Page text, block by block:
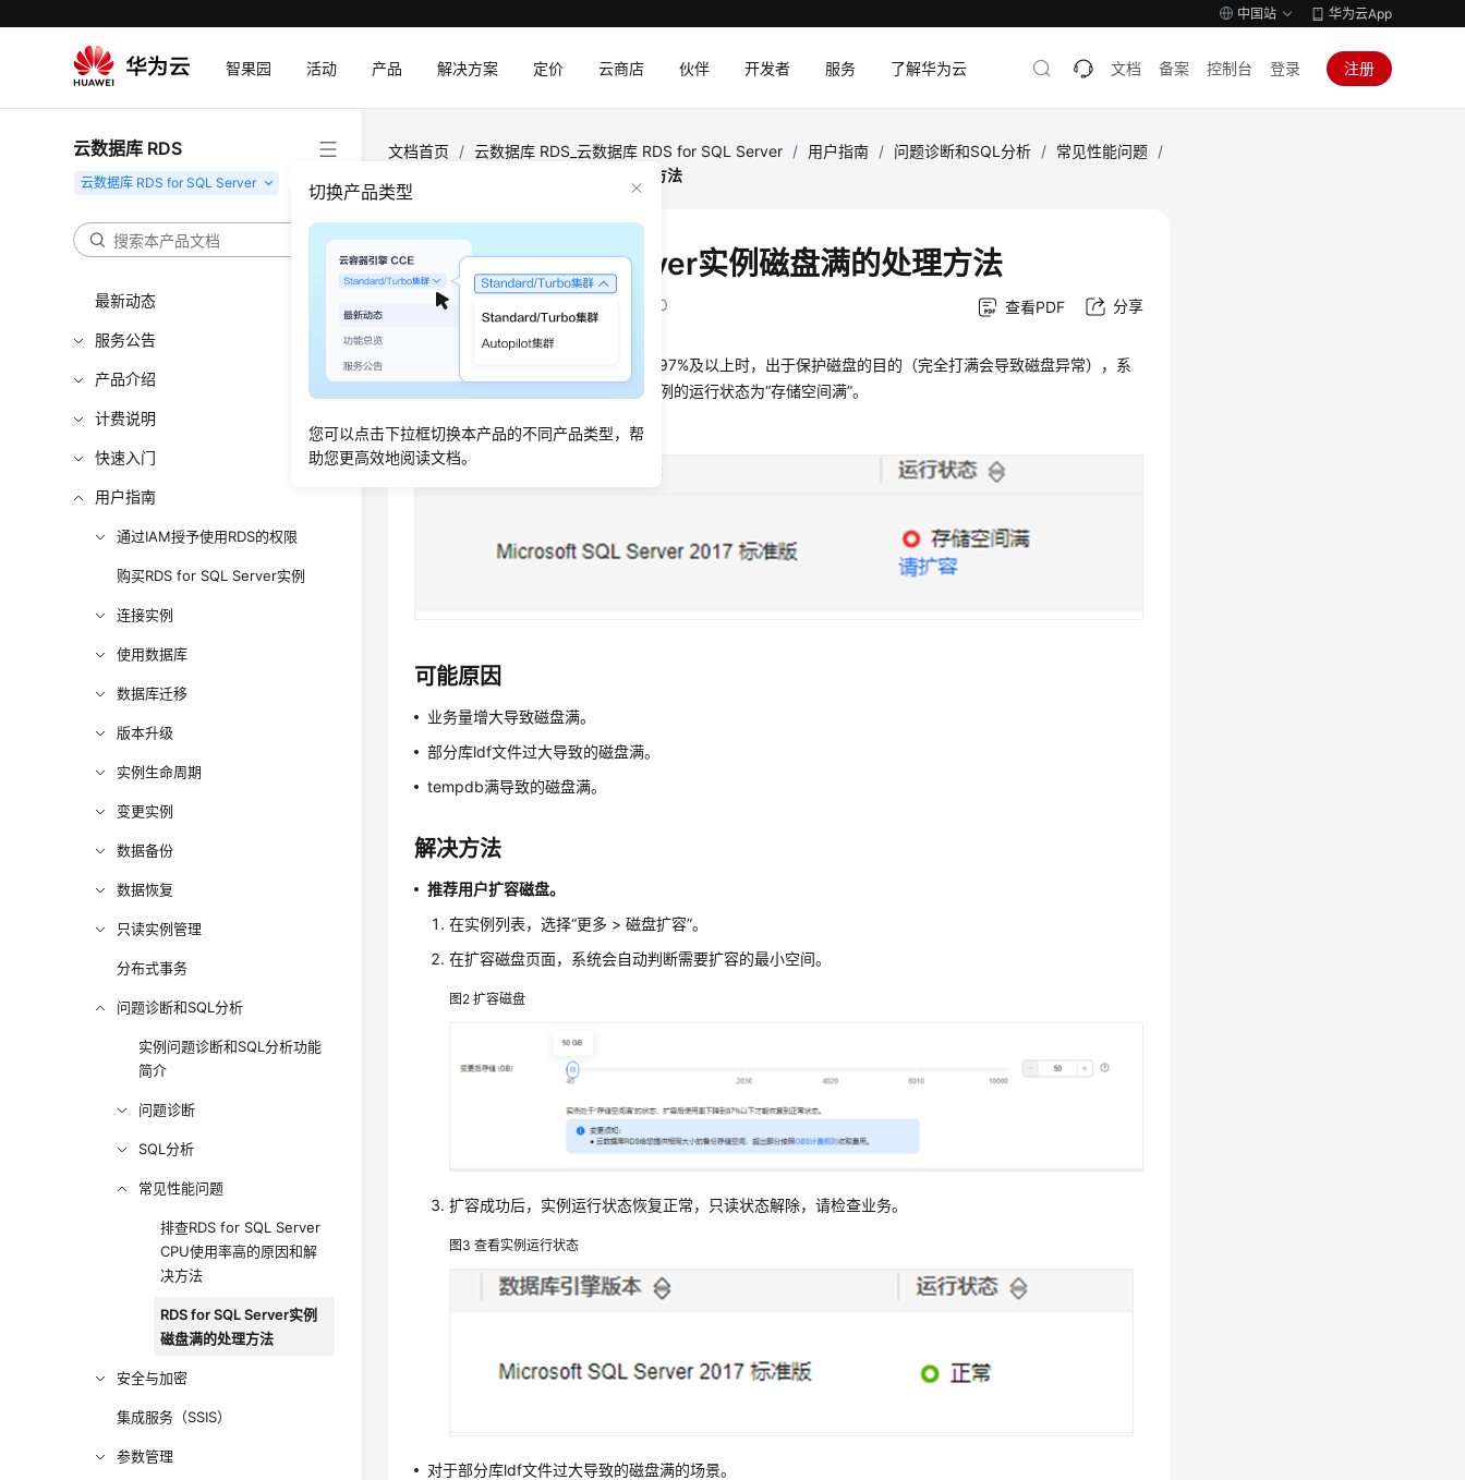
中国站 华为云App
智果园 活动 产品 解决方案 定价 云商店 伙伴 开发者 服务 了解华为云 文档 备案 控制台 登录 注册
云数据库 RDS
切换产品类型
您可以点击下拉框切换本产品的不同产品类型，帮
助您更高效地阅读文档。
最新动态
服务公告
产品介绍
计费说明
快速入门
用户指南
通过IAM授予使用RDS的权限
购买RDS for SQL Server实例
连接实例
使用数据库
数据库迁移
版本升级
实例生命周期
变更实例
数据备份
数据恢复
只读实例管理
分布式事务
问题诊断和SQL分析
实例问题诊断和SQL分析功能
简介
问题诊断
SQL分析
常见性能问题
排查RDS for SQL Server
CPU使用率高的原因和解
决方法
RDS for SQL Server实例
磁盘满的处理方法
安全与加密
集成服务（SSIS）
参数管理
文档首页 / 云数据库 RDS_云数据库 RDS for SQL Server / 用户指南 / 问题诊断和SQL分析 / 常见性能问题 /
RDS for SQL Server实例磁盘满的处理方法
RDS for SQL Server实例磁盘满的处理方法
更新时间： 2026-05-14 GMT+08:00 查看PDF 分享
当实例由于各种原因磁盘使用率达到97%及以上时，出于保护磁盘的目的（完全打满会导致磁盘异常），系
统会设置数据库为只读状态，查看实例的运行状态为“存储空间满”。
图1查看实例运行状态
可能原因
业务量增大导致磁盘满。
部分库ldf文件过大导致的磁盘满。
tempdb满导致的磁盘满。
解决方法
推荐用户扩容磁盘。
在实例列表，选择“更多 > 磁盘扩容”。
在扩容磁盘页面，系统会自动判断需要扩容的最小空间。
图2扩容磁盘
扩容成功后，实例运行状态恢复正常，只读状态解除，请检查业务。
图3查看实例运行状态
对于部分库ldf文件过大导致的磁盘满的场景。